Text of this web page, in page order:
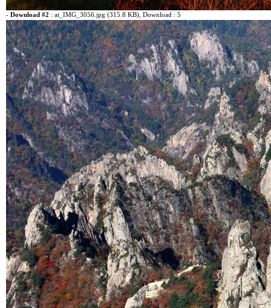
- Download #2 : at_IMG_3056.jpg (315.8 KB) , Download : 5